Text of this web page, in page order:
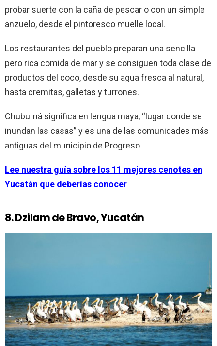
probar suerte con la caña de pescar o con un simple
anzuelo, desde el pintoresco muelle local.
Los restaurantes del pueblo preparan una sencilla
pero rica comida de mar y se consiguen toda clase de
productos del coco, desde su agua fresca al natural,
hasta cremitas, galletas y turrones.
Chuburná significa en lengua maya, “lugar donde se
inundan las casas” y es una de las comunidades más
antiguas del municipio de Progreso.
Lee nuestra guía sobre los 11 mejores cenotes en
Yucatán que deberías conocer
8. Dzilam de Bravo, Yucatán